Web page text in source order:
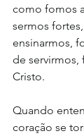
como fomos
sermos
ensinarmos,
de servirmos,
Cristo.
Quando
coração se